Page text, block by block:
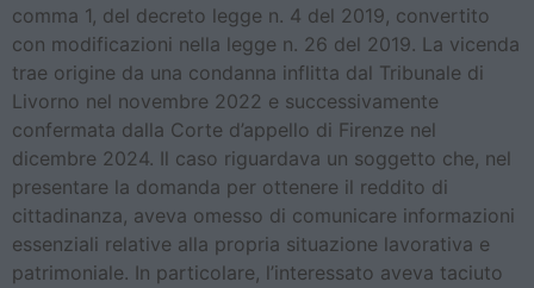
comma 1, del decreto legge n. 4 del 2019, convertito
con modificazioni nella legge n. 26 del 2019. La vicenda
trae origine da una condanna inflitta dal Tribunale di
Livorno nel novembre 2022 e successivamente
confermata dalla Corte d’appello di Firenze nel
dicembre 2024. Il caso riguardava un soggetto che, nel
presentare la domanda per ottenere il reddito di
cittadinanza, aveva omesso di comunicare informazioni
essenziali relative alla propria situazione lavorativa e
patrimoniale. In particolare, l’interessato aveva taciuto